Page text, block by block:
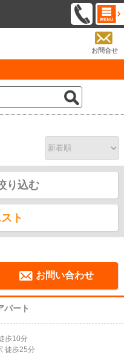
お問合せ
り込む
ト
お問い合わせ
パート
歩10分
徒歩25分